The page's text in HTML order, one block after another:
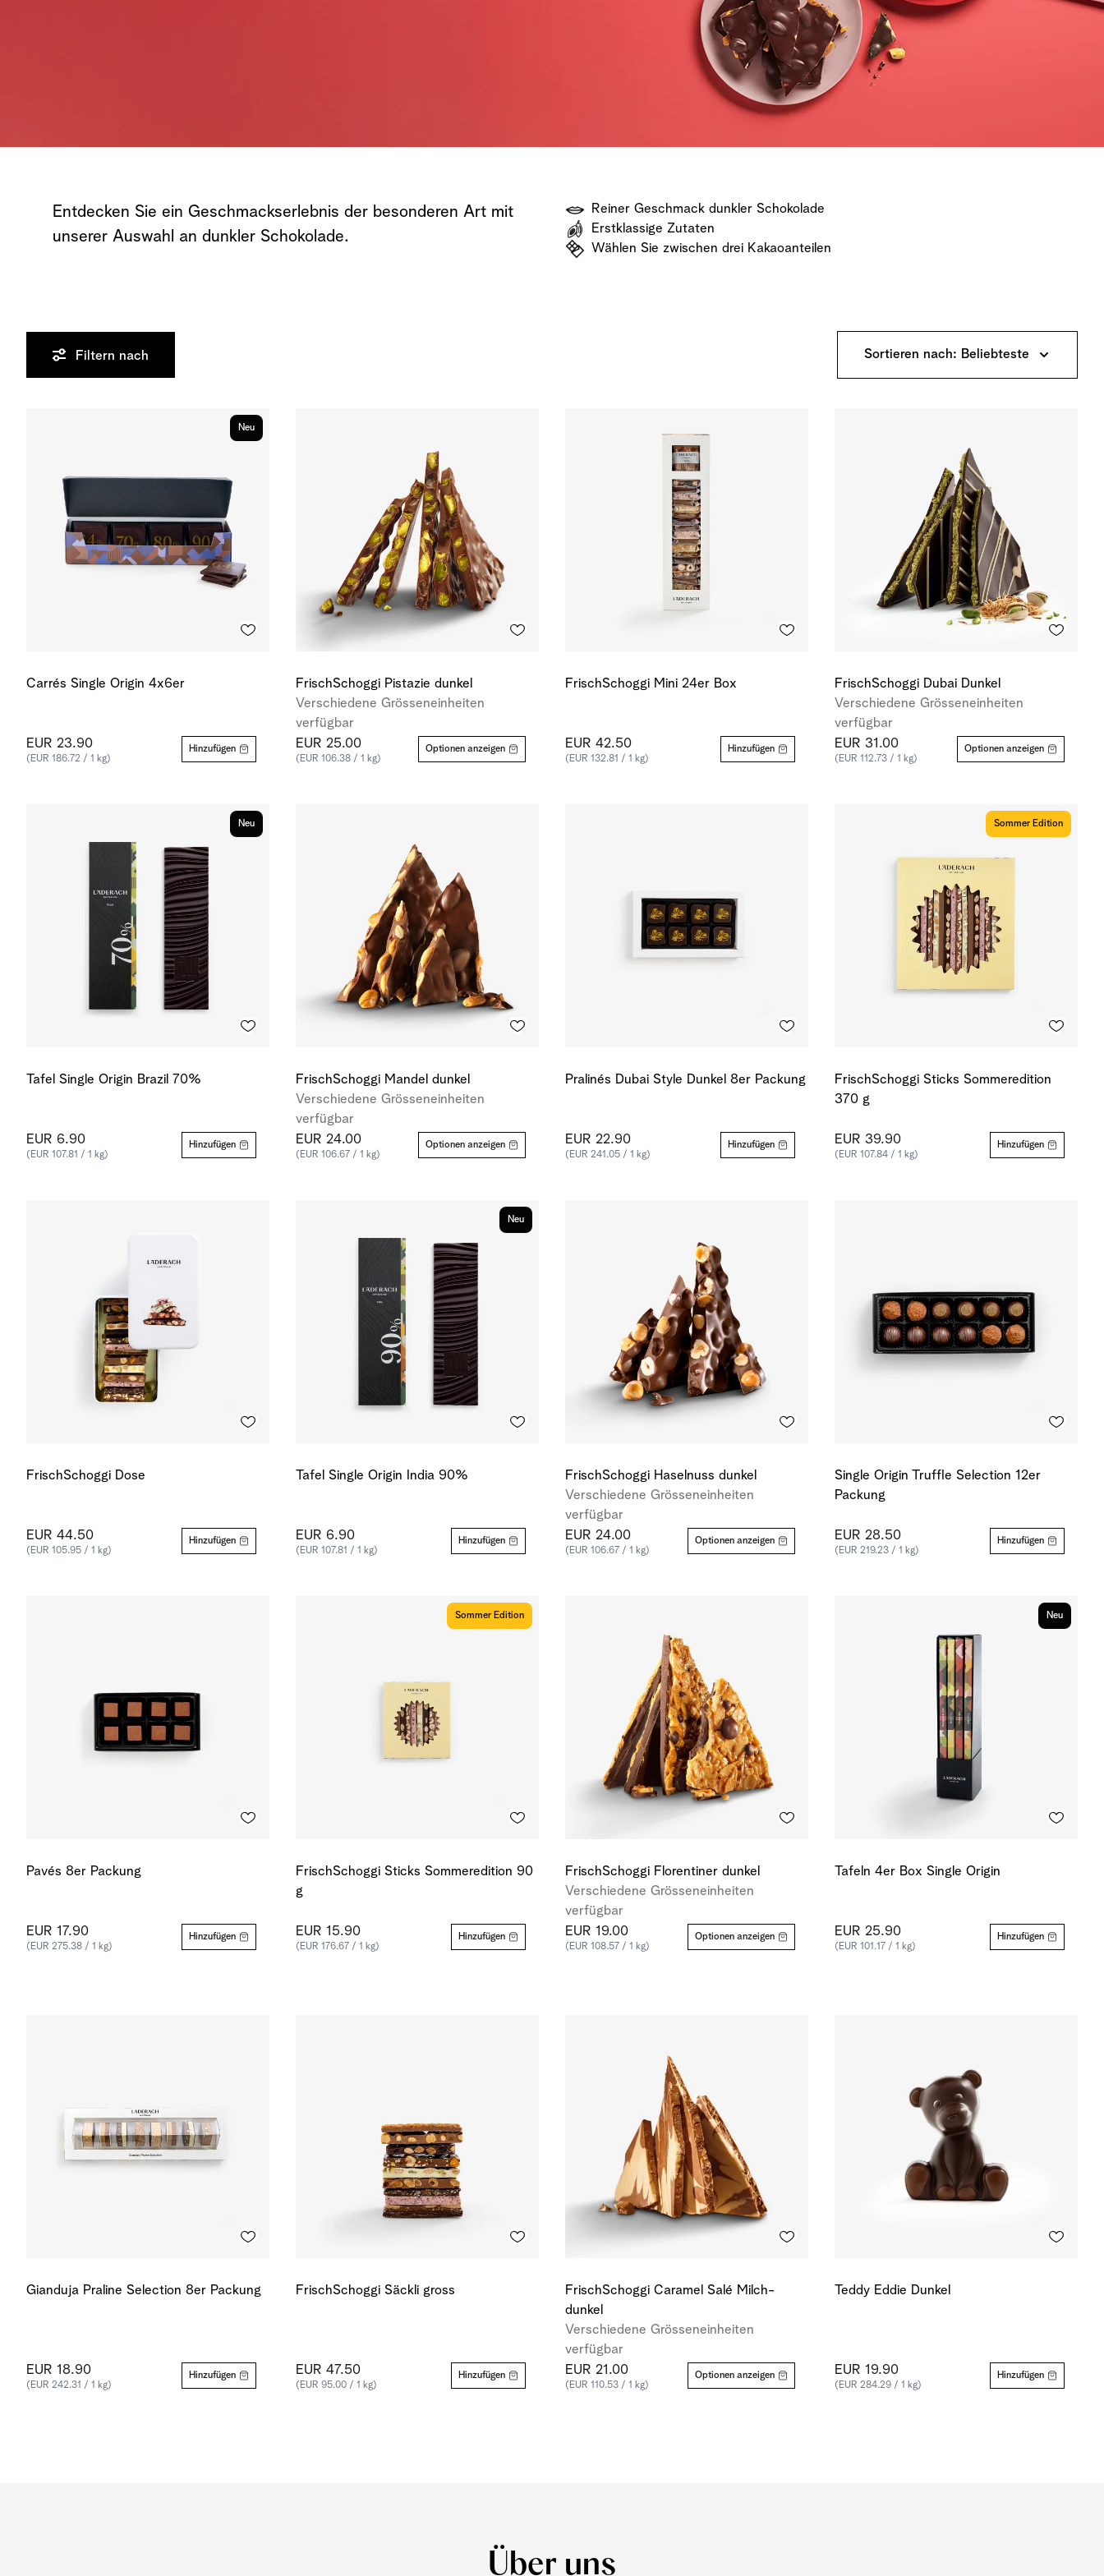
Entdecken Sie ein Geschmackserlebnis der besonderen Art mit
unserer Auswahl an dunkler Schokolade.
Reiner Geschmack dunkler Schokolade
Erstklassige Zutaten
Wählen Sie zwischen drei Kakaoanteilen
Filtern nach Sortieren nach: Beliebteste
Neu
Carrés Single Origin 4x6er
EUR 23.90
(EUR 186.72 / 1 kg)
Hinzufügen
FrischSchoggi Pistazie dunkel
Verschiedene Grösseneinheiten
verfügbar
EUR 25.00
(EUR 106.38 / 1 kg)
Optionen anzeigen
FrischSchoggi Mini 24er Box
EUR 42.50
(EUR 132.81 / 1 kg)
Hinzufügen
FrischSchoggi Dubai Dunkel
Verschiedene Grösseneinheiten
verfügbar
EUR 31.00
(EUR 112.73 / 1 kg)
Optionen anzeigen
Neu
Tafel Single Origin Brazil 70%
EUR 6.90
(EUR 107.81 / 1 kg)
Hinzufügen
FrischSchoggi Mandel dunkel
Verschiedene Grösseneinheiten
verfügbar
EUR 24.00
(EUR 106.67 / 1 kg)
Optionen anzeigen
Pralinés Dubai Style Dunkel 8er Packung
EUR 22.90
(EUR 241.05 / 1 kg)
Hinzufügen
Sommer Edition
FrischSchoggi Sticks Sommeredition
370 g
EUR 39.90
(EUR 107.84 / 1 kg)
Hinzufügen
FrischSchoggi Dose
EUR 44.50
(EUR 105.95 / 1 kg)
Hinzufügen
Neu
Tafel Single Origin India 90%
EUR 6.90
(EUR 107.81 / 1 kg)
Hinzufügen
FrischSchoggi Haselnuss dunkel
Verschiedene Grösseneinheiten
verfügbar
EUR 24.00
(EUR 106.67 / 1 kg)
Optionen anzeigen
Single Origin Truffle Selection 12er
Packung
EUR 28.50
(EUR 219.23 / 1 kg)
Hinzufügen
Pavés 8er Packung
EUR 17.90
(EUR 275.38 / 1 kg)
Hinzufügen
Sommer Edition
FrischSchoggi Sticks Sommeredition 90
g
EUR 15.90
(EUR 176.67 / 1 kg)
Hinzufügen
FrischSchoggi Florentiner dunkel
Verschiedene Grösseneinheiten
verfügbar
EUR 19.00
(EUR 108.57 / 1 kg)
Optionen anzeigen
Neu
Tafeln 4er Box Single Origin
EUR 25.90
(EUR 101.17 / 1 kg)
Hinzufügen
Gianduja Praline Selection 8er Packung
EUR 18.90
(EUR 242.31 / 1 kg)
Hinzufügen
FrischSchoggi Säckli gross
EUR 47.50
(EUR 95.00 / 1 kg)
Hinzufügen
FrischSchoggi Caramel Salé Milch-
dunkel
Verschiedene Grösseneinheiten
verfügbar
EUR 21.00
(EUR 110.53 / 1 kg)
Optionen anzeigen
Teddy Eddie Dunkel
EUR 19.90
(EUR 284.29 / 1 kg)
Hinzufügen
Über uns